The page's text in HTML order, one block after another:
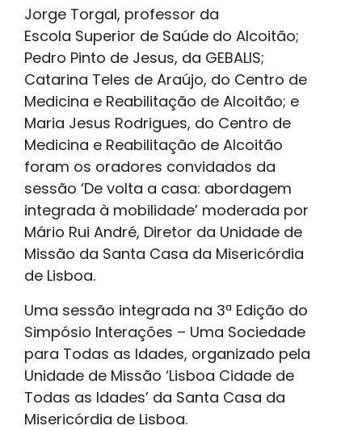
Jorge Torgal, professor da
Escola Superior de Saúde do Alcoitão;
Pedro Pinto de Jesus, da GEBALIS;
Catarina Teles de Araújo, do Centro de
Medicina e Reabilitação de Alcoitão; e
Maria Jesus Rodrigues, do Centro de
Medicina e Reabilitação de Alcoitão
foram os oradores convidados da
sessão ‘De volta a casa: abordagem
integrada à mobilidade’ moderada por
Mário Rui André, Diretor da Unidade de
Missão da Santa Casa da Misericórdia
de Lisboa.
Uma sessão integrada na 3ª Edição do
Simpósio Interações – Uma Sociedade
para Todas as Idades, organizado pela
Unidade de Missão ‘Lisboa Cidade de
Todas as Idades’ da Santa Casa da
Misericórdia de Lisboa.